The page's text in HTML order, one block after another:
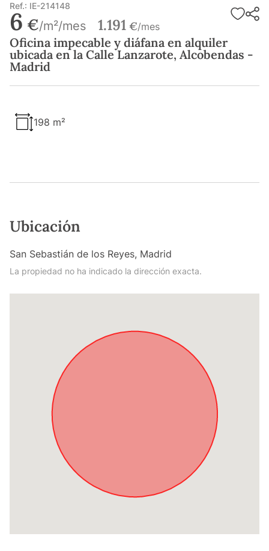
Ref.: IE-214148
6 €/m²/mes 1.191 €/mes
Oficina impecable y diáfana en alquiler
ubicada en la Calle Lanzarote, Alcobendas -
Madrid
198 m²
Ubicación
San Sebastián de los Reyes, Madrid
La propiedad no ha indicado la dirección exacta.